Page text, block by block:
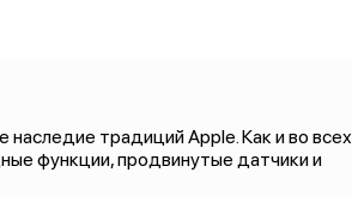
традиций Apple. Как и во всех
функции, продвинутые датчики и